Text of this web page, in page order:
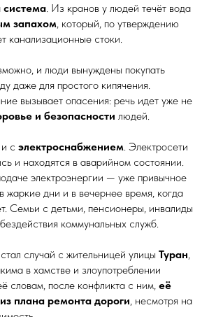
система . Из кранов у людей течёт вода
запахом , который, по утверждению
канализационные стоки.
и люди вынуждены покупать
даже для простого кипячения.
вызывает опасения: речь идет уже не
и безопасности людей.
с электроснабжением . Электросети
и находятся в аварийном состоянии.
электроэнергии — уже привычное
жаркие дни и в вечернее время, когда
Семьи с детьми, пенсионеры, инвалиды
коммунальных служб.
случай с жительницей улицы Туран
в хамстве и злоупотреблении
словам, после конфликта с ним, её
плана ремонта дороги , несмотря на